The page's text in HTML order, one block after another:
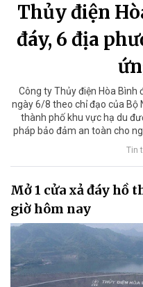
Thủy điện
đáy, 6 địa
Công ty Thủy điện Hòa
ngày 6/8 theo chỉ đạo của Bộ
thành phố khu vực hạ du
pháp bảo đảm an toàn cho
Tin
Mở 1 cửa xả đáy hồ
giờ hôm nay